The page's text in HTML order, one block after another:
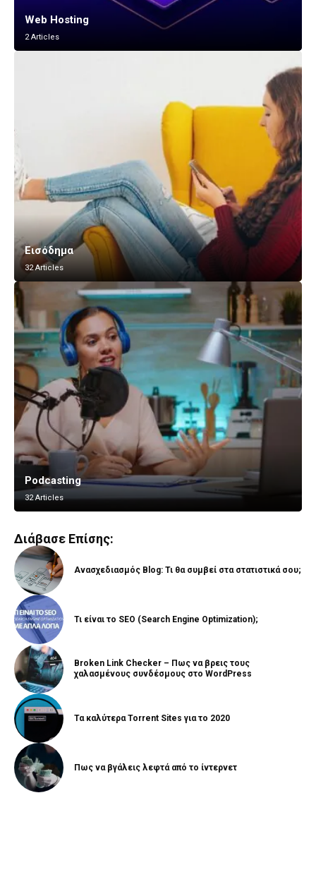
Web Hosting
2 Articles
Εισόδημα
32 Articles
Podcasting
32 Articles
Vlogging
8 Articles
Διάβασε Επίσης:
Ανασχεδιασμός Blog: Τι θα συμβεί στα στατιστικά σου;
Τι είναι το SEO (Search Engine Optimization);
Broken Link Checker – Πως να βρεις τους
χαλασμένους συνδέσμους στο WordPress
Τα καλύτερα Torrent Sites για το 2020
Πως να βγάλεις λεφτά από το ίντερνετ